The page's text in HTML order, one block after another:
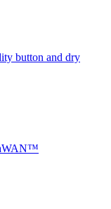
button and dry